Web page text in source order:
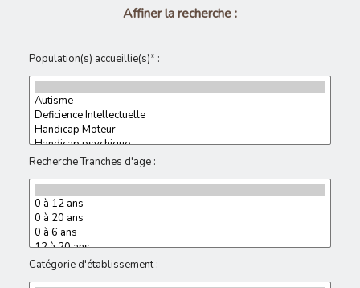
Affiner la recherche :
Population(s) accueillie(s)* :
Recherche Tranches d'age :
Catégorie d'établissement :